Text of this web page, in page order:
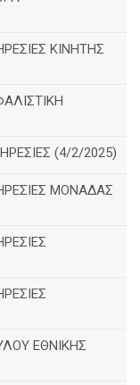
ΚΙΝΗΤΗΣ
(4/2/2025)
ΜΟΝΑΔΑΣ
ΕΘΝΙΚΗΣ